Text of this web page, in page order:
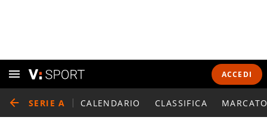
ACCEDI
SERIE A CALENDARIO CLASSIFICA